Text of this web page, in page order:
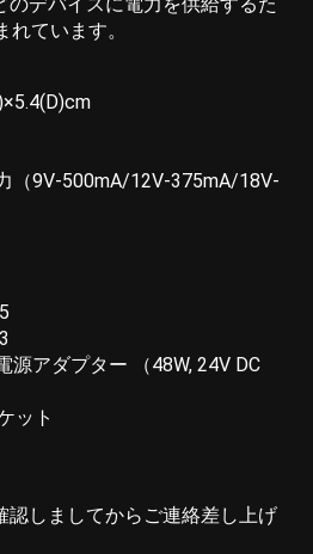
れています。
（9V-500mA/12V-375mA/18V-
源アダプター （48W, 24V DC
ット
認しましてからご連絡差し上げ